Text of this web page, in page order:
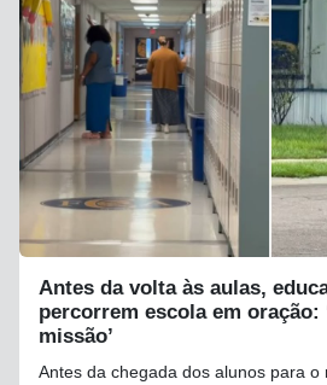
Antes da volta às aulas,
percorrem escola em oração:
missão’
Antes da chegada dos alunos para o